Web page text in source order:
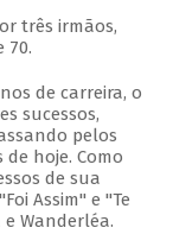
três irmãos,
70.
de carreira, o
sucessos,
pelos
de hoje. Como
de sua
Assim" e "Te
Wanderléa.